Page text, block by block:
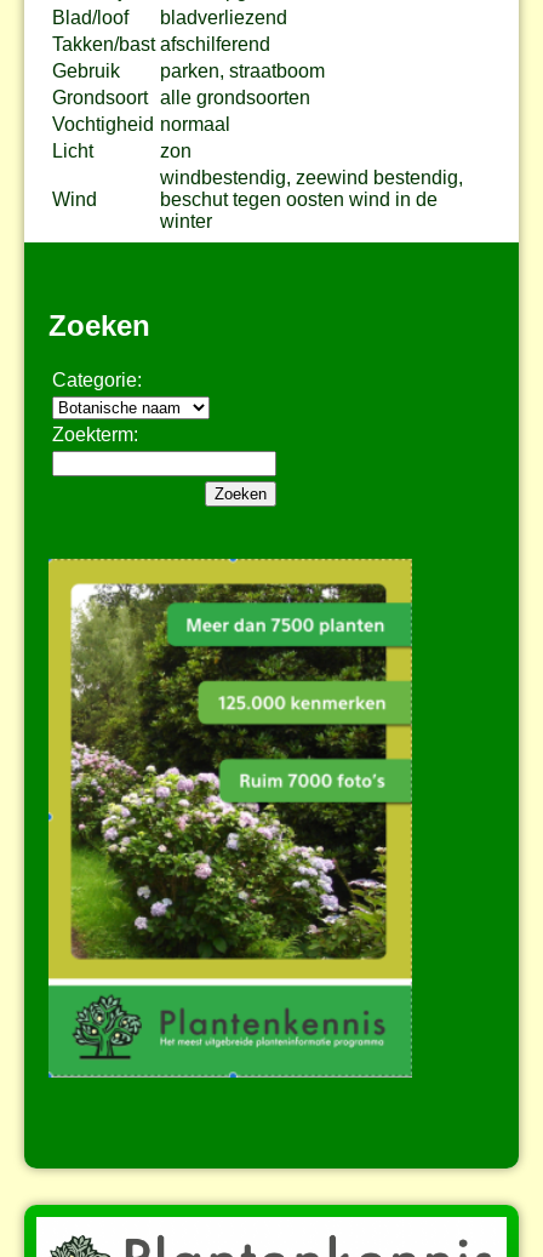
Blad/loof
bladverliezend
Takken/bast afschilferend
Gebruik
parken, straatboom
Grondsoort alle grondsoorten
Vochtigheid normaal
Licht
zon
Wind
windbestendig, zeewind bestendig,
beschut tegen oosten wind in de
winter
Zoeken
Categorie:
Zoekterm: